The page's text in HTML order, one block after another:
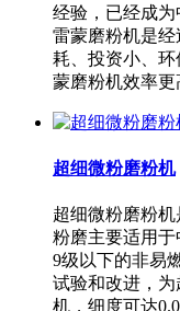
经验，已经成为
雷蒙磨粉机是
耗、投资小、
蒙磨粉机效率更
超细微粉磨粉机
超细微粉磨粉
粉磨主要适用
9级以下的非易
试验和改进，
机，细度可达